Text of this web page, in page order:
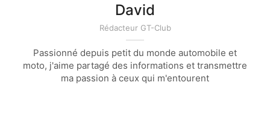
David
Rédacteur GT-Club
Passionné depuis petit du monde automobile et
moto, j'aime partagé des informations et transmettre
ma passion à ceux qui m'entourent